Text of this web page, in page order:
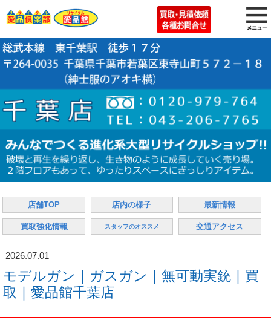
店舗TOP 店内の様子 最新情報
買取強化情報 スタッフのオススメ 交通アクセス
2026.07.01
モデルガン｜ガスガン｜無可動実銃｜買
取｜愛品館千葉店